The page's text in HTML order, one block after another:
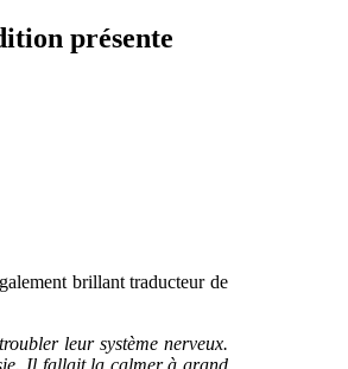
présente
brillant traducteur de
leur système nerveux.
Il fallait la calmer à grand